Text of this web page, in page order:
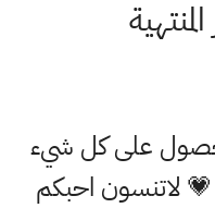
للحصول على كل شيء
لاتنسون احبكم